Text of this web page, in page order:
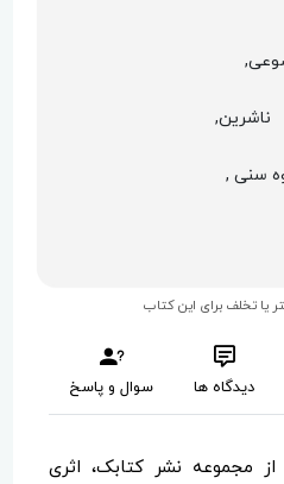
ناشرین,
سنی ,
یا تخلف برای این کتاب
دیدگاه ها سوال و پاسخ
از مجموعه نشر کتابک، اثری